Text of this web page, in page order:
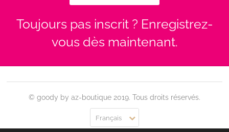
Toujours pas inscrit ? Enregistrez-
vous dès maintenant.
© goody by az-boutique 2019. Tous droits réservés.
Français